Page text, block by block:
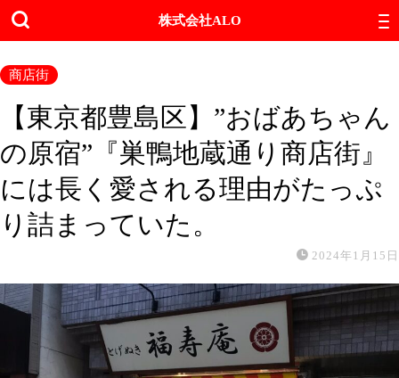
株式会社ALO
商店街
【東京都豊島区】”おばあちゃん
の原宿”『巣鴨地蔵通り商店街』
には長く愛される理由がたっぷ
り詰まっていた。
2024年1月15日